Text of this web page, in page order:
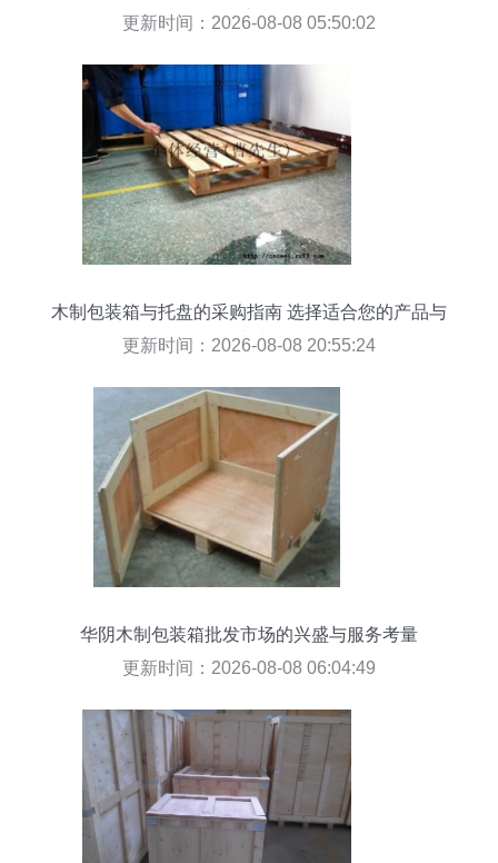
变
更新时间：2026-08-08 05:50:02
木制包装箱与托盘的采购指南 选择适合您的产品与
材质
更新时间：2026-08-08 20:55:24
华阴木制包装箱批发市场的兴盛与服务考量
更新时间：2026-08-08 06:04:49